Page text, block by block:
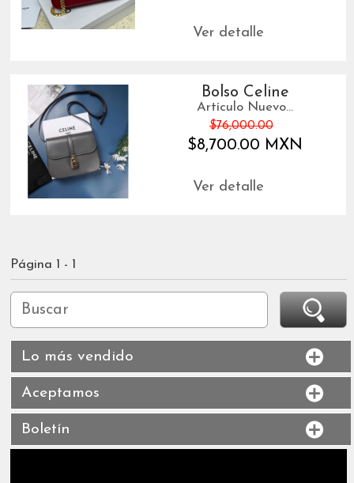
Ver detalle
Bolso Celine
Artículo Nuevo...
$76,000.00
$8,700.00 MXN
Ver detalle
Página 1 - 1
Lo más vendido
Aceptamos
Boletín